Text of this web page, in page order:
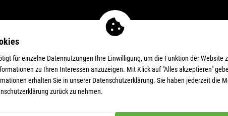
für einzelne Datennutzungen Ihre Einwilligung, um die Funktion der Website
zu Ihren Interessen anzuzeigen. Mit Klick auf "Alles akzeptieren"
erhalten Sie in unserer Datenschutzerklärung. Sie haben jederzeit die
zurück zu nehmen.